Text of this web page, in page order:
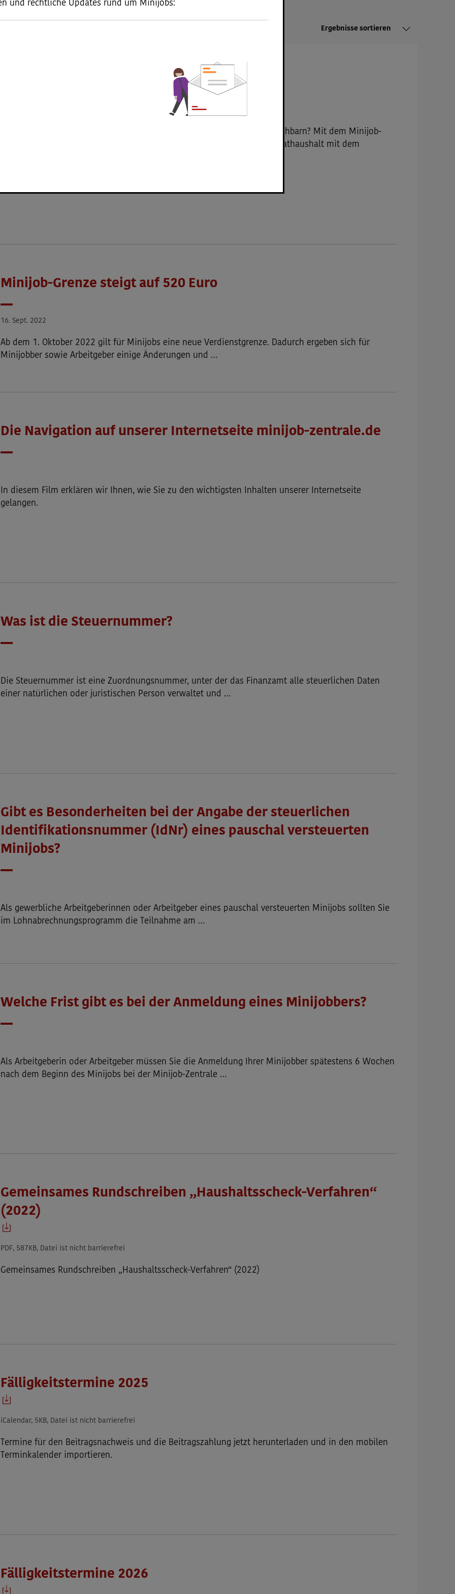
Ergebnisse sortieren
Minijob-Checker für Haushalte
Minijob im Haushalt oder doch eher eine Gefälligkeitsleistung unter Nachbarn? Mit dem Minijob-
Checker finden Sie heraus, ob Sie Ihre Helferin oder Ihren Helfer im Privathaushalt mit dem
Minijob-Grenze steigt auf 520 Euro
Datum
16. Sept. 2022
Ab dem 1. Oktober 2022 gilt für Minijobs eine neue Verdienstgrenze. Dadurch ergeben sich für
Minijobber sowie Arbeitgeber einige Änderungen und …
Die Navigation auf unserer Internetseite minijob-zentrale.de
In diesem Film erklären wir Ihnen, wie Sie zu den wichtigsten Inhalten unserer Internetseite
gelangen.
Was ist die Steuernummer?
Die Steuernummer ist eine Zuordnungsnummer, unter der das Finanzamt alle steuerlichen Daten
einer natürlichen oder juristischen Person verwaltet und …
Gibt es Besonderheiten bei der Angabe der steuerlichen
Identifikationsnummer (IdNr) eines pauschal versteuerten
Minijobs?
Als gewerbliche Arbeitgeberinnen oder Arbeitgeber eines pauschal versteuerten Minijobs sollten Sie
im Lohnabrechnungsprogramm die Teilnahme am …
Welche Frist gibt es bei der Anmeldung eines Minijobbers?
Als Arbeitgeberin oder Arbeitgeber müssen Sie die Anmeldung Ihrer Minijobber spätestens 6 Wochen
nach dem Beginn des Minijobs bei der Minijob-Zentrale …
Gemeinsames Rundschreiben „Haushaltsscheck-Verfahren“
(2022)
PDF, 587KB, Datei ist nicht barrierefrei
Gemeinsames Rundschreiben „Haushaltsscheck-Verfahren“ (2022)
Fälligkeitstermine 2025
iCalendar, 5KB, Datei ist nicht barrierefrei
Termine für den Beitragsnachweis und die Beitragszahlung jetzt herunterladen und in den mobilen
Terminkalender importieren.
Fälligkeitstermine 2026
und rechtliche Updates rund um Minijobs: